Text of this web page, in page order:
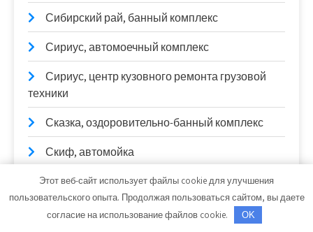
Сибирский рай, банный комплекс
Сириус, автомоечный комплекс
Сириус, центр кузовного ремонта грузовой
техники
Сказка, оздоровительно-банный комплекс
Скиф, автомойка
Скиф, автомойка
Скиф, автомойка
Этот веб-сайт использует файлы cookie для улучшения
пользовательского опыта. Продолжая пользоваться сайтом, вы даете
согласие на использование файлов cookie.
OK